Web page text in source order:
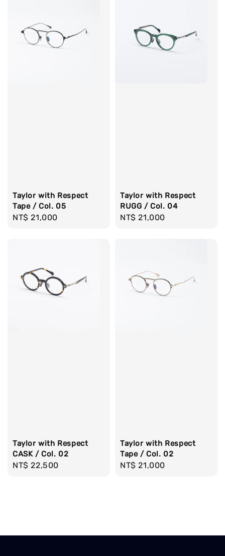
Taylor with Respect
Tape / Col. 05
Regular
NT$ 21,000
Taylor with Respect
RUGG / Col. 04
Regular
NT$ 21,000
Taylor with Respect
CASK / Col. 02
Regular
NT$ 22,500
Taylor with Respect
Tape / Col. 02
Regular
NT$ 21,000